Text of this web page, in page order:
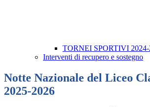
TORNEI SPORTIVI 2024-
Interventi di recupero e sostegno
Notte Nazionale del Liceo
2025-2026